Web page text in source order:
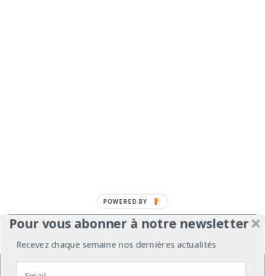
Annonceurs Partenariats Les Experts
Pour vous abonner à notre newsletter
Recevez chaque semaine nos dernières actualités
POWERED BY